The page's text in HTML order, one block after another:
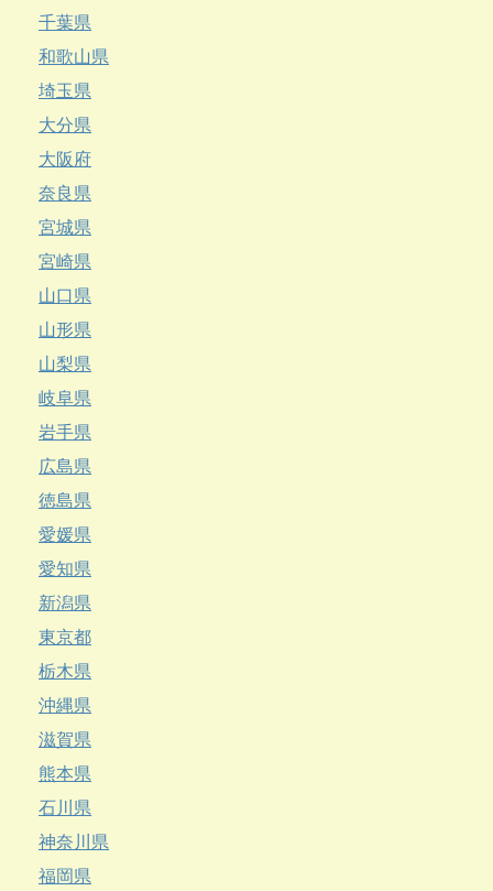
千葉県
和歌山県
埼玉県
大分県
大阪府
奈良県
宮城県
宮崎県
山口県
山形県
山梨県
岐阜県
岩手県
広島県
徳島県
愛媛県
愛知県
新潟県
東京都
栃木県
沖縄県
滋賀県
熊本県
石川県
神奈川県
福岡県